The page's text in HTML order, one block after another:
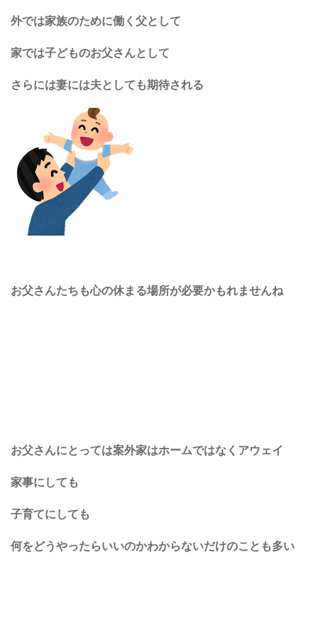
外では家族のために働く父として
家では子どものお父さんとして
さらには妻には夫としても期待される
お父さんたちも心の休まる場所が必要かもれませんね
お父さんにとっては案外家はホームではなくアウェイ
家事にしても
子育てにしても
何をどうやったらいいのかわからないだけのことも多い